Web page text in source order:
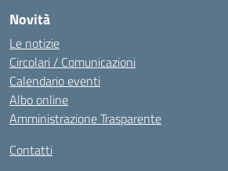
Novità
Le notizie
Circolari / Comunicazioni
Calendario eventi
Albo online
Amministrazione Trasparente
Contatti